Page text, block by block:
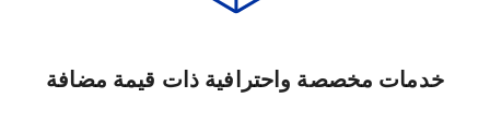
خدمات مخصصة واحترافية ذات قيمة مضافة